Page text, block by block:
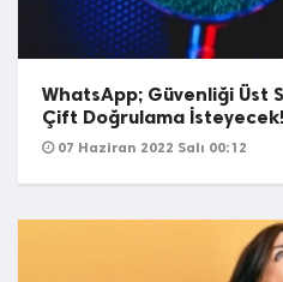
WhatsApp; Güvenliği Üst
Çift Doğrulama İsteyecek!
07 Haziran 2022 Salı 00:12